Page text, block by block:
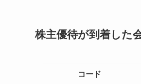
株主優待が到着した
コード